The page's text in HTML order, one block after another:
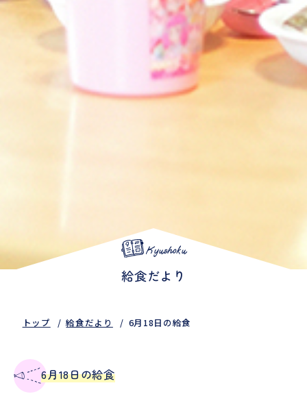
Kyushoku
給食だより
トップ 給食だより 6月18日の給食
6月18日の給食